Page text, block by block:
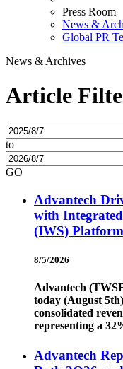
Press Room
News &
Global PR
News & Archives
Article
to
GO
Advantech
with
(IWS)
8/5/2026
Advantech
today (August
consolidated
representing a
Advantech